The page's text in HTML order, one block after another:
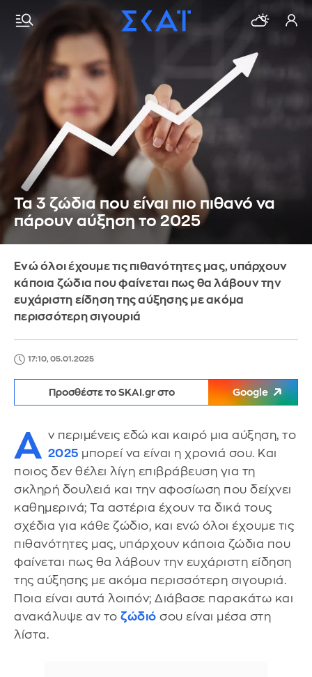
Τα 3 ζώδια που είναι πιο πιθανό να
πάρουν αύξηση το 2025
Ενώ όλοι έχουμε τις πιθανότητες μας, υπάρχουν
κάποια ζώδια που φαίνεται πως θα λάβουν την
ευχάριστη είδηση της αύξησης με ακόμα
περισσότερη σιγουριά
17:10, 05.01.2025
Προσθέστε το SKAI.gr στο Google
Α ν περιμένεις εδώ και καιρό μια αύξηση, το
2025 μπορεί να είναι η χρονιά σου. Και
ποιος δεν θέλει λίγη επιβράβευση για τη
σκληρή δουλειά και την αφοσίωση που δείχνει
καθημερινά; Τα αστέρια έχουν τα δικά τους
σχέδια για κάθε ζώδιο, και ενώ όλοι έχουμε τις
πιθανότητες μας, υπάρχουν κάποια ζώδια που
φαίνεται πως θα λάβουν την ευχάριστη είδηση
της αύξησης με ακόμα περισσότερη σιγουριά.
Ποια είναι αυτά λοιπόν; Διάβασε παρακάτω και
ανακάλυψε αν το ζώδιό σου είναι μέσα στη
λίστα.